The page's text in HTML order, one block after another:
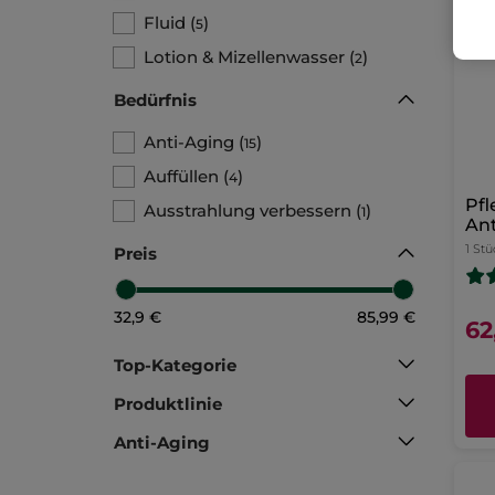
Fluid (5)
Lotion & Mizellenwasser (2)
Bedürfnis
Anti-Aging (15)
Auffüllen (4)
Ausstrahlung verbessern (1)
Preis
32,9 € 85,99 €
Top-Kategorie
Produktlinie
Anti-Aging
1